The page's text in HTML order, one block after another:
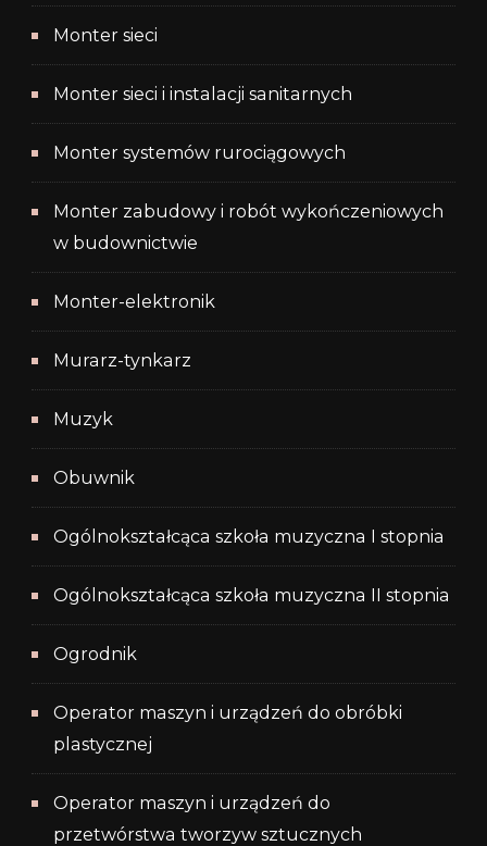
Monter sieci
Monter sieci i instalacji sanitarnych
Monter systemów rurociągowych
Monter zabudowy i robót wykończeniowych
w budownictwie
Monter-elektronik
Murarz-tynkarz
Muzyk
Obuwnik
Ogólnokształcąca szkoła muzyczna I stopnia
Ogólnokształcąca szkoła muzyczna II stopnia
Ogrodnik
Operator maszyn i urządzeń do obróbki
plastycznej
Operator maszyn i urządzeń do
przetwórstwa tworzyw sztucznych